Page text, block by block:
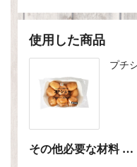
使用した商品
プチ
その他必要な材料 …